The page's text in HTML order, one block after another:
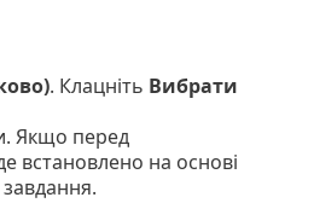
. Клацніть Вибрати
Якщо перед
встановлено на основі